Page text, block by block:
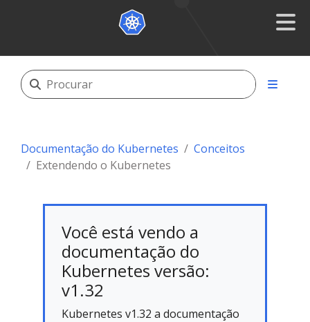
Documentação do Kubernetes
Conceitos
Extendendo o Kubernetes
Você está vendo a
documentação do
Kubernetes versão:
v1.32
Kubernetes v1.32 a documentação